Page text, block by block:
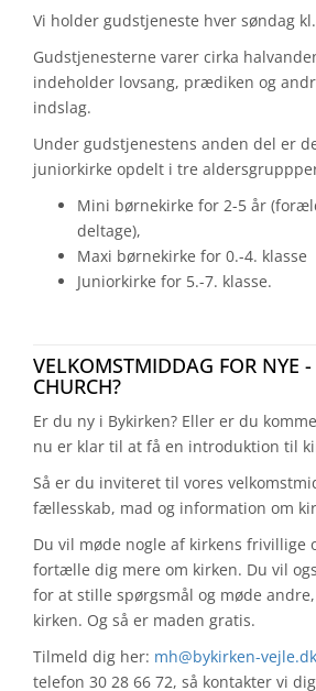
Vi holder gudstjeneste hver søndag
Gudstjenesterne varer cirka
indeholder lovsang, prædiken og
indslag.
Under gudstjenestens anden del er
juniorkirke opdelt i tre
Mini børnekirke for 2-5 år
deltage),
Maxi børnekirke for 0.-4. klasse
Juniorkirke for 5.-7. klasse.
VELKOMSTMIDDAG FOR NYE
CHURCH?
Er du ny i Bykirken? Eller er du
nu er klar til at få en introduktion til
Så er du inviteret til vores
fællesskab, mad og information om
Du vil møde nogle af kirkens frivillige
fortælle dig mere om kirken. Du vil
for at stille spørgsmål og møde
kirken. Og så er maden gratis.
Tilmeld dig her: mh@bykirken-vejle.dk
telefon 30 28 66 72, så kontakter vi